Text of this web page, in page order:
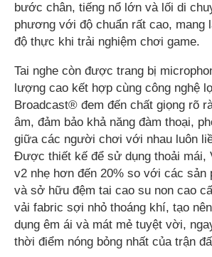
bước chân, tiếng nổ lớn và lối di
phương với độ chuẩn rất cao, mang
độ thực khi trải nghiệm chơi game.
Tai nghe còn được trang bị
lượng cao kết hợp cùng công nghệ
Broadcast® đem đến chất giọng rõ
âm, đảm bảo khả năng đàm thoại,
giữa các người chơi với nhau luôn
Được thiết kế để sử dụng thoải mái,
v2 nhẹ hơn đến 20% so với các sản
và sở hữu đệm tai cao su non cao
vải fabric sợi nhỏ thoáng khí, tạo
dụng êm ái và mát mẻ tuyệt vời,
thời điểm nóng bỏng nhất của trận